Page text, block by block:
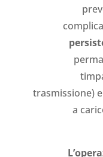
trasmissione)
a